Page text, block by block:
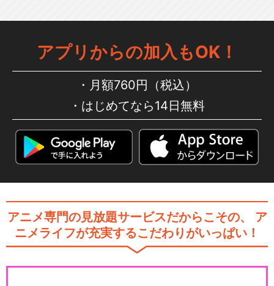
アプリからの加入もOK！
月額760円（税込）
はじめてなら14日無料
アニメ専門の見放題サービスだからこその、
ア
ニメライフが充実するこだわりがいっぱい！